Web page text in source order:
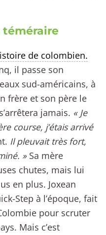
téméraire
de colombien.
il passe son
sud-américains, à
frère et son père le
jamais. « Je
course, j’étais arrivé
Il pleuvait très fort,
» Sa mère
chutes, mais lui
en plus. Joxean
Step à l’époque, fait
pour scruter
Mais c’est